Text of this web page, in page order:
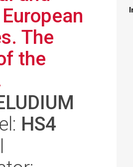
The
the
HS4